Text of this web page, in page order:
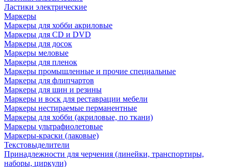
Ластики электрические
Маркеры
Маркеры для хобби акриловые
Маркеры для CD и DVD
Маркеры для досок
Маркеры меловые
Маркеры для пленок
Маркеры промышленные и прочие специальные
Маркеры для флипчартов
Маркеры для шин и резины
Маркеры и воск для реставрации мебели
Маркеры нестираемые перманентные
Маркеры для хобби (акриловые, по ткани)
Маркеры ультрафиолетовые
Маркеры-краски (лаковые)
Текстовыделители
Принадлежности для черчения (линейки, транспортиры,
наборы, циркули)